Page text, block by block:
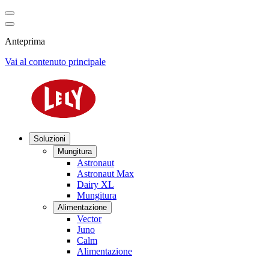
Anteprima
Vai al contenuto principale
Soluzioni
Mungitura
Astronaut
Astronaut Max
Dairy XL
Mungitura
Alimentazione
Vector
Juno
Calm
Alimentazione